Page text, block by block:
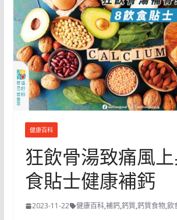
健康百科
狂飲骨湯致痛風
食貼士健康補鈣
2023-11-22 健康百科,補鈣,鈣質,鈣質食物,飲